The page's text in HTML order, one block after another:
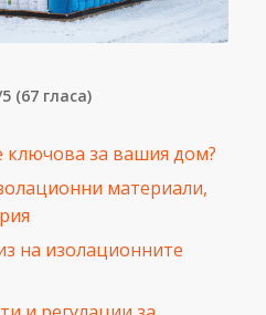
(67 гласа)
ключова за вашия дом?
материали,
на изолационните